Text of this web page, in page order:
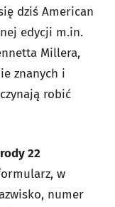
dziś American
edycji m.in.
Millera,
znanych i
robić
22
w
numer